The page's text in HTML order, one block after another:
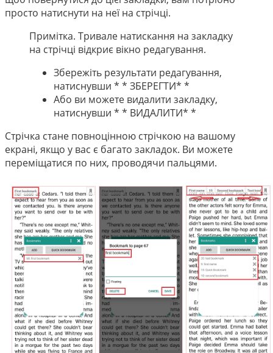
просто натиснути на неї на стрічці.
Примітка. Тривале натискання на закладку
на стрічці відкриє вікно редагування.
Збережіть результати редагування,
натиснувши * * ЗБЕРЕГТИ* *
Або ви можете видалити закладку,
натиснувши * * ВИДАЛИТИ* *
Стрічка стане повноцінною стрічкою на вашому
екрані, якщо у вас є багато закладок. Ви можете
переміщатися по них, проводячи пальцями.